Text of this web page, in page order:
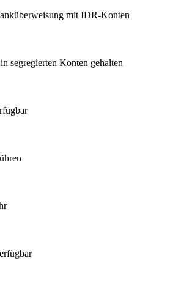
mit IDR-Konten
segregierten Konten gehalten